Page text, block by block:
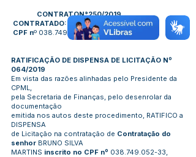
CONTRATON°250/2019
CONTRATADO: BRUNO SILVA MARTINS
CPF nº 038.749.052-33
RATIFICAÇÃO DE DISPENSA DE LICITAÇÃO Nº
064/2019
Em vista das razões alinhadas pelo Presidente da
CPML,
pela Secretaria de Finanças, pelo desenrolar da
documentação
emitida nos autos deste procedimento, RATIFICO a
DISPENSA
de Licitação na contratação de Contratação do
senhor BRUNO SILVA
MARTINS inscrito no CPF nº 038.749.052-33,